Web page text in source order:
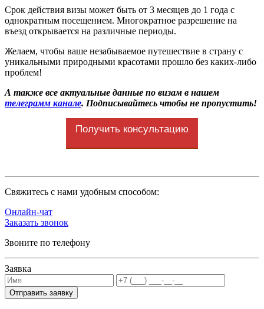
Срок действия визы может быть от 3 месяцев до 1 года с
однократным посещением. Многократное разрешение на
въезд открывается на различные периоды.
Желаем, чтобы ваше незабываемое путешествие в страну с
уникальными природными красотами прошло без каких-либо
проблем!
А также все актуальные данные по визам в нашем
телеграмм канале. Подписывайтесь чтобы не пропустить!
Получить консультацию
Cвяжитесь с нами удобным способом:
Онлайн-чат
Заказать звонок
Звоните по телефону
Заявка